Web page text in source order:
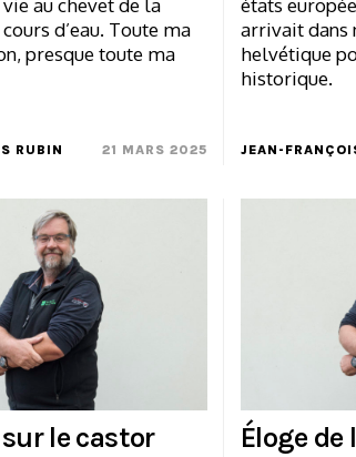
d’eau. Toute ma
presque toute ma
RUBIN 21 MARS 2025
arrivait dans
helvétique
historique.
JEAN-
le castor Éloge